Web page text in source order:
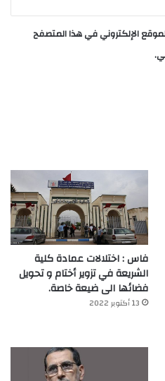
الإلكتروني في هذا المتصفح
فاس : اختلالات عمادة كلية
الشريعة في تزوير أختام و تحويل
فضائها الى ضيعة خاصة.
13 أكتوبر 2022